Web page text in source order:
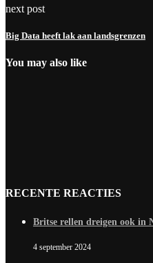
next post
Big Data heeft lak aan landsgrenzen
You may also like
RECENTE REACTIES
Britse rellen dreigen ook in
4 september 2024